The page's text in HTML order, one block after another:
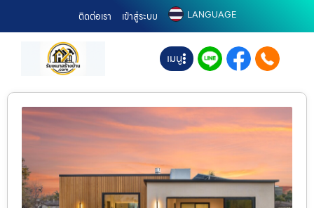
ติดต่อเรา เข้าสู่ระบบ LANGUAGE
เมนู